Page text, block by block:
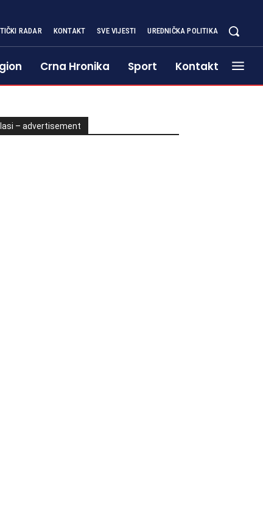
RADAR KONTAKT SVE VIJESTI UREDNIČKA POLITIKA
Crna Hronika Sport Kontakt
– advertisement